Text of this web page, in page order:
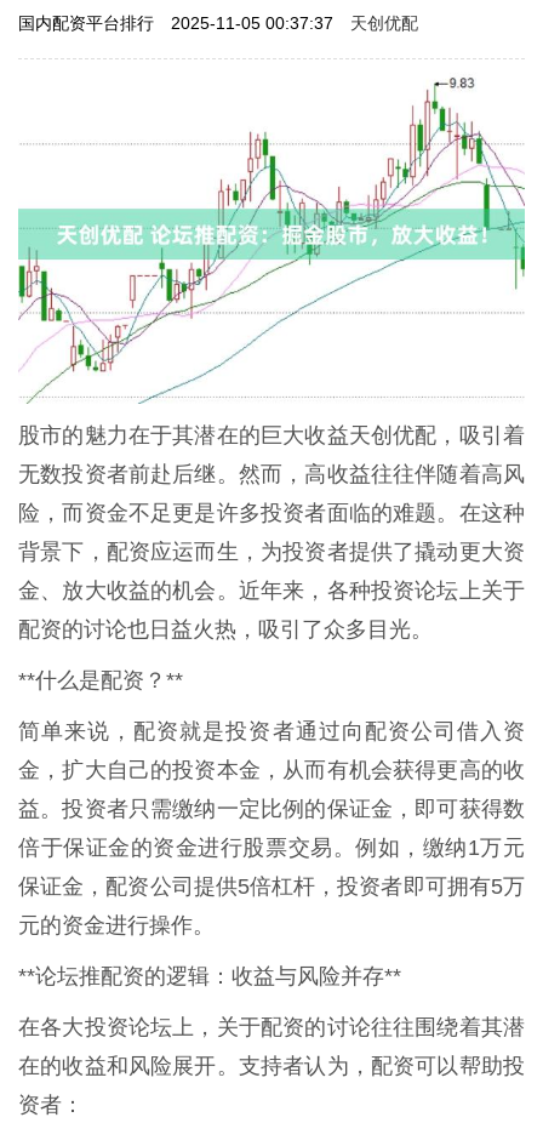
国内配资平台排行 2025-11-05 00:37:37 天创优配
股市的魅力在于其潜在的巨大收益天创优配，吸引着
无数投资者前赴后继。然而，高收益往往伴随着高风
险，而资金不足更是许多投资者面临的难题。在这种
背景下，配资应运而生，为投资者提供了撬动更大资
金、放大收益的机会。近年来，各种投资论坛上关于
配资的讨论也日益火热，吸引了众多目光。
**什么是配资？**
简单来说，配资就是投资者通过向配资公司借入资
金，扩大自己的投资本金，从而有机会获得更高的收
益。投资者只需缴纳一定比例的保证金，即可获得数
倍于保证金的资金进行股票交易。例如，缴纳1万元
保证金，配资公司提供5倍杠杆，投资者即可拥有5万
元的资金进行操作。
**论坛推配资的逻辑：收益与风险并存**
在各大投资论坛上，关于配资的讨论往往围绕着其潜
在的收益和风险展开。支持者认为，配资可以帮助投
资者：